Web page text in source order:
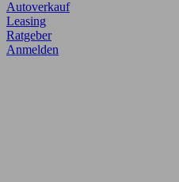
Autoverkauf
Leasing
Ratgeber
Anmelden